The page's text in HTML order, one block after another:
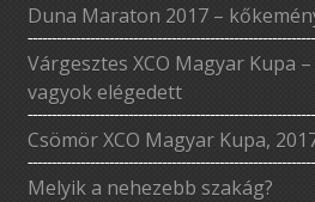
Duna Maraton 2017 –
Várgesztes XCO Magyar Kupa
vagyok elégedett
Csömör XCO Magyar Kupa,
Melyik a nehezebb szakág?